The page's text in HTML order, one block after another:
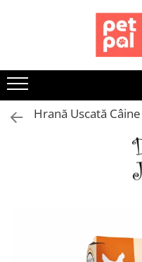
Câini
Hrană Uscată Câini
Câine Junior
Hrană Uscată